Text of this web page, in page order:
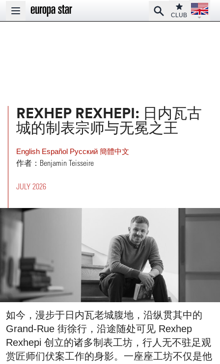
Open main menu
SearchClub
CLUB
Open
REXHEP REXHEPI: 日内瓦古
城的制表宗师与无冕之王
English Español Pусский 簡體中文
作者：Benjamin Teisseire
JULY 2026
如今，漫步于日内瓦老城腹地，沿纵贯其中的
Grand-Rue 街徐行，沿途随处可见 Rexhep
Rexhepi 创立的诸多制表工坊，行人无不驻足观
赏匠师们伏案工作的身影。一座座工坊不仅是他